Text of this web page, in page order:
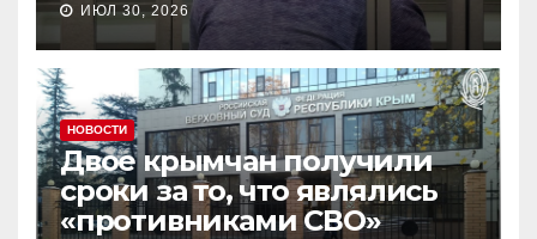
ИЮЛ 30, 2026
НОВОСТИ
Двое крымчан получили
сроки за то, что являлись
«противниками СВО»